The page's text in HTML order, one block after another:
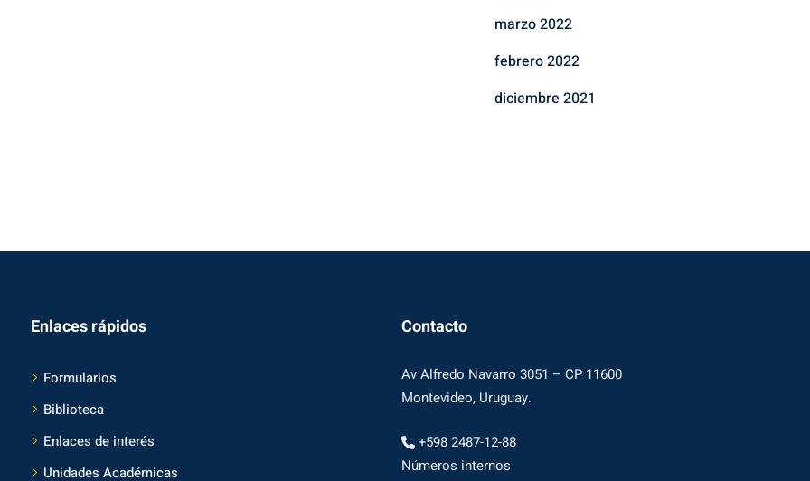
marzo 2022
febrero 2022
diciembre 2021
Enlaces rápidos
Formularios
Biblioteca
Enlaces de interés
Unidades Académicas
Contacto
Av Alfredo Navarro 3051 – CP 11600
Montevideo, Uruguay.
+598 2487-12-88
Números internos